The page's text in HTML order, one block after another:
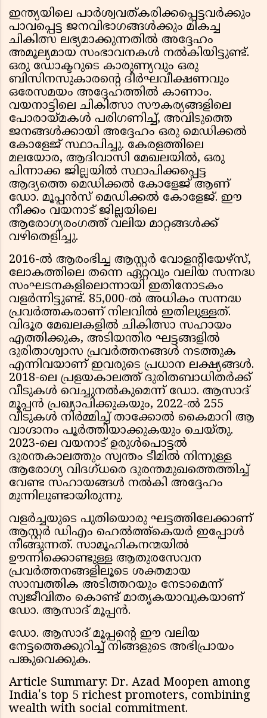
ഇന്ത്യയിലെ പാർശ്വവത്കരിക്കപ്പെട്ടവർക്കും
പാവപ്പെട്ട ജനവിഭാഗങ്ങൾക്കും മികച്ച
ചികിത്സ ലഭ്യമാക്കുന്നതിൽ അദ്ദേഹം
അമൂല്യമായ സംഭാവനകൾ നൽകിയിട്ടുണ്ട്.
ഒരു ഡോക്ടറുടെ കാരുണ്യവും ഒരു
ബിസിനസുകാരന്റെ ദീർഘവീക്ഷണവും
ഒരേസമയം അദ്ദേഹത്തിൽ കാണാം.
വയനാട്ടിലെ ചികിത്സാ സൗകര്യങ്ങളിലെ
പോരായ്മകൾ പരിഗണിച്ച്, അവിടുത്തെ
ജനങ്ങൾക്കായി അദ്ദേഹം ഒരു മെഡിക്കൽ
കോളേജ് സ്ഥാപിച്ചു. കേരളത്തിലെ
മലയോര, ആദിവാസി മേഖലയിൽ, ഒരു
പിന്നാക്ക ജില്ലയിൽ സ്ഥാപിക്കപ്പെട്ട
ആദ്യത്തെ മെഡിക്കൽ കോളേജ് ആണ്
ഡോ. മൂപ്പൻസ് മെഡിക്കൽ കോളേജ്. ഈ
നീക്കം വയനാട് ജില്ലയിലെ
ആരോഗ്യരംഗത്ത് വലിയ മാറ്റങ്ങൾക്ക്
വഴിതെളിച്ചു.
2016-ൽ ആരംഭിച്ച ആസ്റ്റർ വോളന്റിയേഴ്‌സ്,
ലോകത്തിലെ തന്നെ ഏറ്റവും വലിയ സന്നദ്ധ
സംഘടനകളിലൊന്നായി ഇതിനോടകം
വളർന്നിട്ടുണ്ട്. 85,000-ൽ അധികം സന്നദ്ധ
പ്രവർത്തകരാണ് നിലവിൽ ഇതിലുള്ളത്.
വിദൂര മേഖലകളിൽ ചികിത്സാ സഹായം
എത്തിക്കുക, അടിയന്തിര ഘട്ടങ്ങളിൽ
ദുരിതാശ്വാസ പ്രവർത്തനങ്ങൾ നടത്തുക
എന്നിവയാണ് ഇവരുടെ പ്രധാന ലക്ഷ്യങ്ങൾ.
2018-ലെ പ്രളയകാലത്ത് ദുരിതബാധിതർക്ക്
വീടുകൾ വെച്ചുനൽകുമെന്ന് ഡോ. ആസാദ്
മൂപ്പൻ പ്രഖ്യാപിക്കുകയും, 2022-ൽ 255
വീടുകൾ നിർമ്മിച്ച് താക്കോൽ കൈമാറി ആ
വാഗ്ദാനം പൂർത്തിയാക്കുകയും ചെയ്തു.
2023-ലെ വയനാട് ഉരുൾപൊട്ടൽ
ദുരന്തകാലത്തും സ്വന്തം ടീമിൽ നിന്നുള്ള
ആരോഗ്യ വിദഗ്ധരെ ദുരന്തമുഖത്തെത്തിച്ച്
വേണ്ട സഹായങ്ങൾ നൽകി അദ്ദേഹം
മുന്നിലുണ്ടായിരുന്നു.
വളർച്ചയുടെ പുതിയൊരു ഘട്ടത്തിലേക്കാണ്
ആസ്റ്റർ ഡിഎം ഹെൽത്ത്കെയർ ഇപ്പോൾ
നീങ്ങുന്നത്. സാമൂഹികനന്മയിൽ
ഊന്നിക്കൊണ്ടുള്ള ആതുരസേവന
പ്രവർത്തനങ്ങളിലൂടെ ശക്തമായ
സാമ്പത്തിക അടിത്തറയും നേടാമെന്ന്
സ്വജീവിതം കൊണ്ട് മാതൃകയാവുകയാണ്
ഡോ. ആസാദ് മൂപ്പൻ.
ഡോ. ആസാദ് മൂപ്പന്റെ ഈ വലിയ
നേട്ടത്തെക്കുറിച്ച് നിങ്ങളുടെ അഭിപ്രായം
പങ്കുവെക്കുക.
Article Summary: Dr. Azad Moopen among
India's top 5 richest promoters, combining
wealth with social commitment.